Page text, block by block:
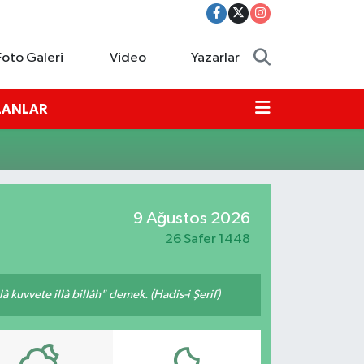
Galeri Video Yazarlar
9 Ağustos 2026
26 Safer 1448
kuvvete illâ billâh" demek. (Hadis-i Şerif)